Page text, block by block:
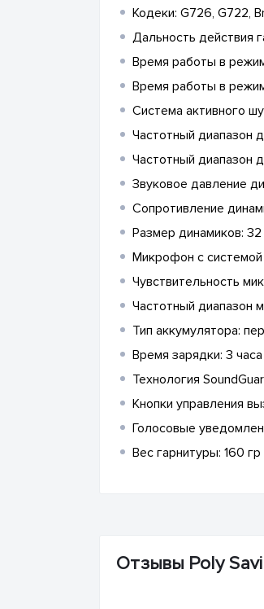
Кодеки: G726, G722,
Дальность действия
Время работы в
Время работы в
Система активного
Частотный диапазон
Частотный диапазон
Звуковое давление
Сопротивление
Размер динамиков:
Микрофон с
Чувствительность
Частотный диапазон
Тип аккумулятора:
Время зарядки: 3 часа
Технология
Кнопки управления
Голосовые
Вес гарнитуры: 160 гр
Отзывы Poly